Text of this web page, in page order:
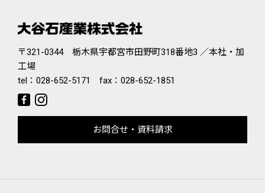
〒321-0344 栃木県宇都宮市田野町318番地3 ／本社・加
工場
tel： 028-652-5171 fax：028-652-1851
お問合せ・資料請求